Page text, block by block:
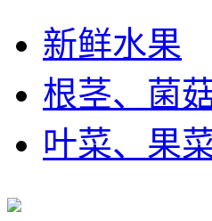
新鲜水果
根茎、菌
叶菜、果